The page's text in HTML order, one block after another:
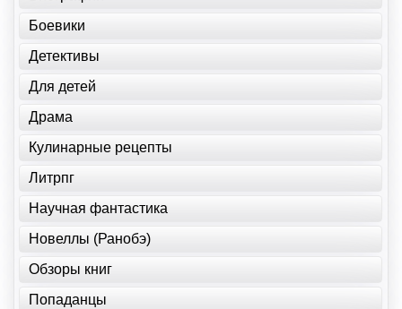
Боевики
Детективы
Для детей
Драма
Кулинарные рецепты
Литрпг
Научная фантастика
Новеллы (Ранобэ)
Обзоры книг
Попаданцы